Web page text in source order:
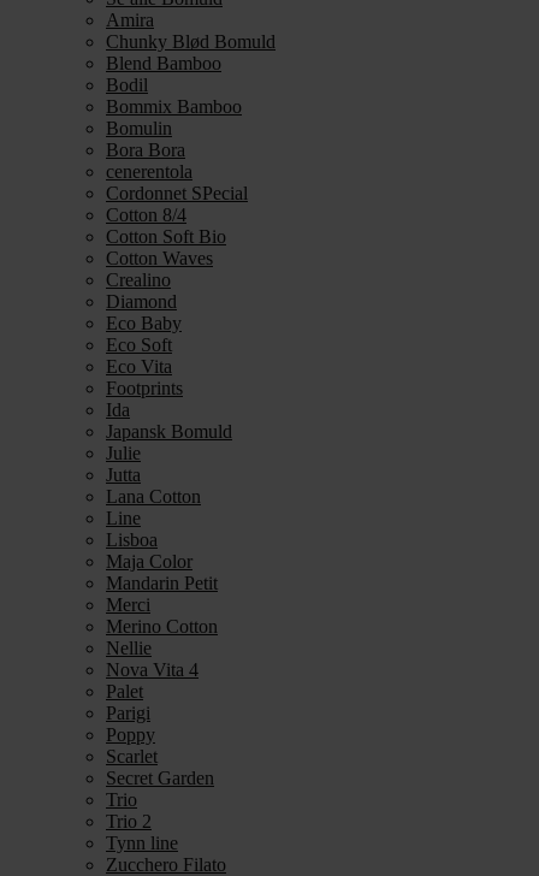
Amira
Chunky Blød Bomuld
Blend Bamboo
Bodil
Bommix Bamboo
Bomulin
Bora Bora
cenerentola
Cordonnet SPecial
Cotton 8/4
Cotton Soft Bio
Cotton Waves
Crealino
Diamond
Eco Baby
Eco Soft
Eco Vita
Footprints
Ida
Japansk Bomuld
Julie
Jutta
Lana Cotton
Line
Lisboa
Maja Color
Mandarin Petit
Merci
Merino Cotton
Nellie
Nova Vita 4
Palet
Parigi
Poppy
Scarlet
Secret Garden
Trio
Trio 2
Tynn line
Zucchero Filato